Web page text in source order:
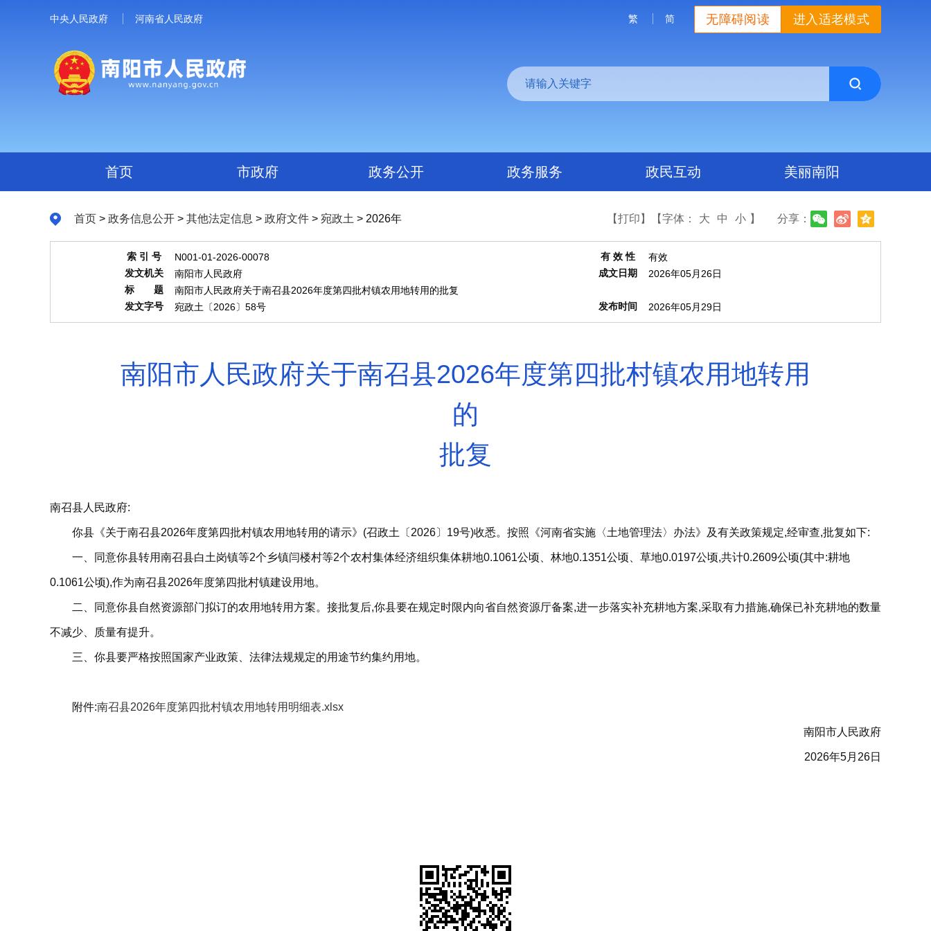
中央人民政府 河南省人民政府 进入适老模式
无障碍阅读
繁 简
首页 市政府 政务公开 政务服务 政民互动 美丽南阳
首页 > 政务信息公开 > 其他法定信息 > 政府文件 > 宛政土 > 2026年 分享：
【打印】 【字体： 大 中 小 】
索 引 号 N001-01-2026-00078 有 效 性 有效
发文机关 南阳市人民政府 成文日期 2026年05月26日
标 题 南阳市人民政府关于南召县2026年度第四批村镇农用地转用的批复
发文字号 宛政土〔2026〕58号 发布时间 2026年05月29日
南阳市人民政府关于南召县2026年度第四批村镇农用地转用
的
批复
南召县人民政府:
你县《关于南召县2026年度第四批村镇农用地转用的请示》(召政土〔2026〕19号)收悉。按照《河南省实施〈土地管理法〉办法》及有关政策规定,经审查,批复如下:
一、同意你县转用南召县白土岗镇等2个乡镇闫楼村等2个农村集体经济组织集体耕地0.1061公顷、林地0.1351公顷、草地0.0197公顷,共计0.2609公顷(其中:耕地
0.1061公顷),作为南召县2026年度第四批村镇建设用地。
二、同意你县自然资源部门拟订的农用地转用方案。接批复后,你县要在规定时限内向省自然资源厅备案,进一步落实补充耕地方案,采取有力措施,确保已补充耕地的数量
不减少、质量有提升。
三、你县要严格按照国家产业政策、法律法规规定的用途节约集约用地。
附件:南召县2026年度第四批村镇农用地转用明细表.xlsx
南阳市人民政府
2026年5月26日